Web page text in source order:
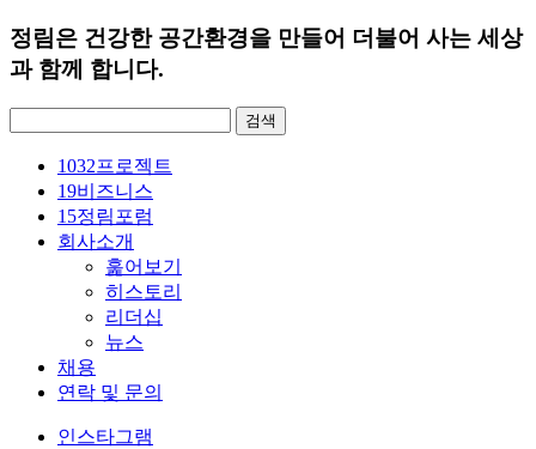
정림은 건강한 공간환경을 만들어 더불어 사는 세상
과 함께 합니다.
1032프로젝트
19비즈니스
15정림포럼
회사소개
훑어보기
히스토리
리더십
뉴스
채용
연락 및 문의
인스타그램